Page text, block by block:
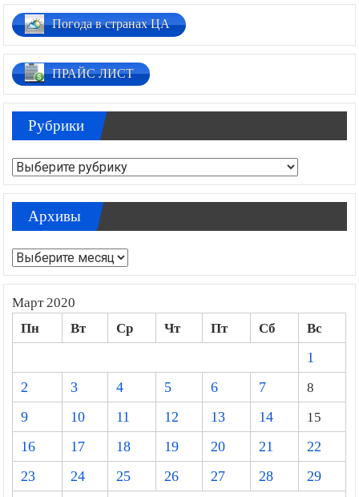
Погода в странах ЦА
ПРАЙС ЛИСТ
Рубрики
Рубрики
Архивы
Архивы
Март 2020
Пн Вт Ср Чт Пт Сб
Вс
1
2
3 4 5 6 7
8
9
10 11 12 13 14
15
16
17 18 19 20 21
22
23
24 25 26 27 28
29